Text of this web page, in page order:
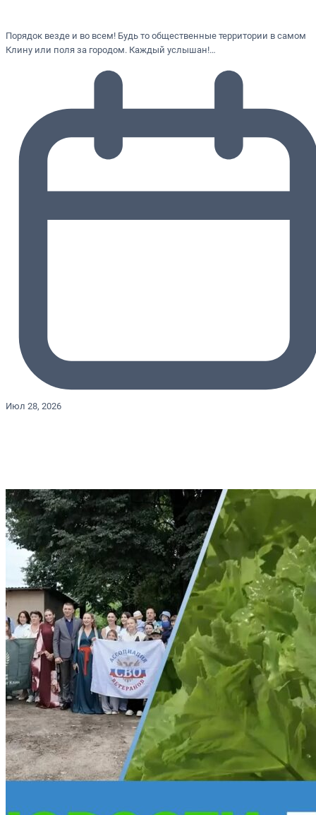
Порядок везде и во всем! Будь то общественные территории в самом
Клину или поля за городом. Каждый услышан!…
Июл 28, 2026